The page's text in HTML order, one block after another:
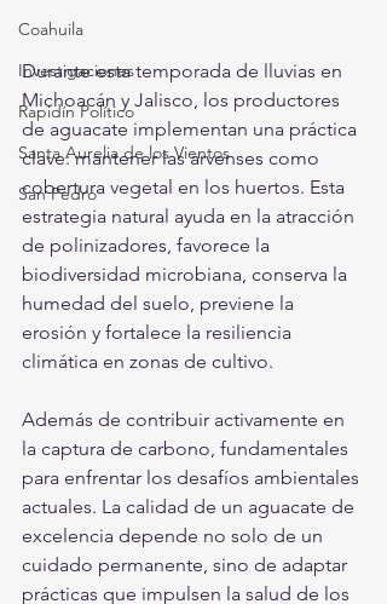
Coahuila
Investigaciones
Rapidín Político
Santa Aurelia de los Vientos
San Pedro
Durante esta temporada de lluvias en
Michoacán y Jalisco, los productores
de aguacate implementan una práctica
clave: mantener las arvenses como
cobertura vegetal en los huertos. Esta
estrategia natural ayuda en la atracción
de polinizadores, favorece la
biodiversidad microbiana, conserva la
humedad del suelo, previene la
erosión y fortalece la resiliencia
climática en zonas de cultivo.
Además de contribuir activamente en
la captura de carbono, fundamentales
para enfrentar los desafíos ambientales
actuales. La calidad de un aguacate de
excelencia depende no solo de un
cuidado permanente, sino de adaptar
prácticas que impulsen la salud de los